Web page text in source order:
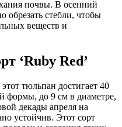
почвы. В осенний
обрезать стебли, чтобы
веществ и
‘Ruby Red’
тюльпан достигает 40
формы, до 9 см в диаметре,
декады апреля на
устойчив. Этот сорт